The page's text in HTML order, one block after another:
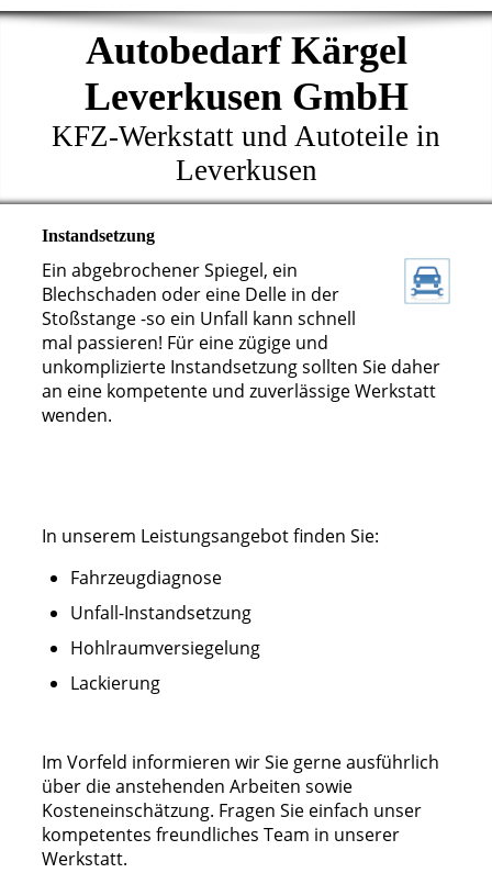
Autobedarf Kärgel
Leverkusen GmbH
KFZ-Werkstatt und Autoteile in
Leverkusen
Instandsetzung
Ein abgebrochener Spiegel, ein
Blechschaden oder eine Delle in der
Stoßstange -so ein Unfall kann schnell
mal passieren! Für eine zügige und
unkomplizierte Instandsetzung sollten Sie daher
an eine kompetente und zuverlässige Werkstatt
wenden.
In unserem Leistungsangebot finden Sie:
Fahrzeugdiagnose
Unfall-Instandsetzung
Hohlraumversiegelung
Lackierung
Im Vorfeld informieren wir Sie gerne ausführlich
über die anstehenden Arbeiten sowie
Kosteneinschätzung. Fragen Sie einfach unser
kompetentes freundliches Team in unserer
Werkstatt.